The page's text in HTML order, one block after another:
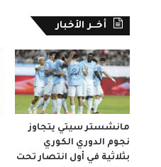
أخــر الأخبار
مانشستر سيتي يتجاوز
نجوم الدوري الكوري
بثلاثية في أول انتصار تحت